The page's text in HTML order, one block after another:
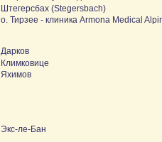
Штегерсбах (Stegersbach)
о. Тирзее - клиника Armona Medical
Дарков
Климковице
Яхимов
Экс-ле-Бан